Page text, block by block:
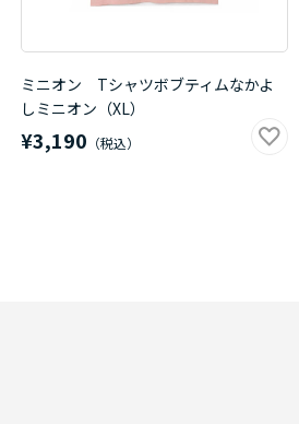
ミニオン Tシャツボブティムなかよ
しミニオン（XL）
¥3,190